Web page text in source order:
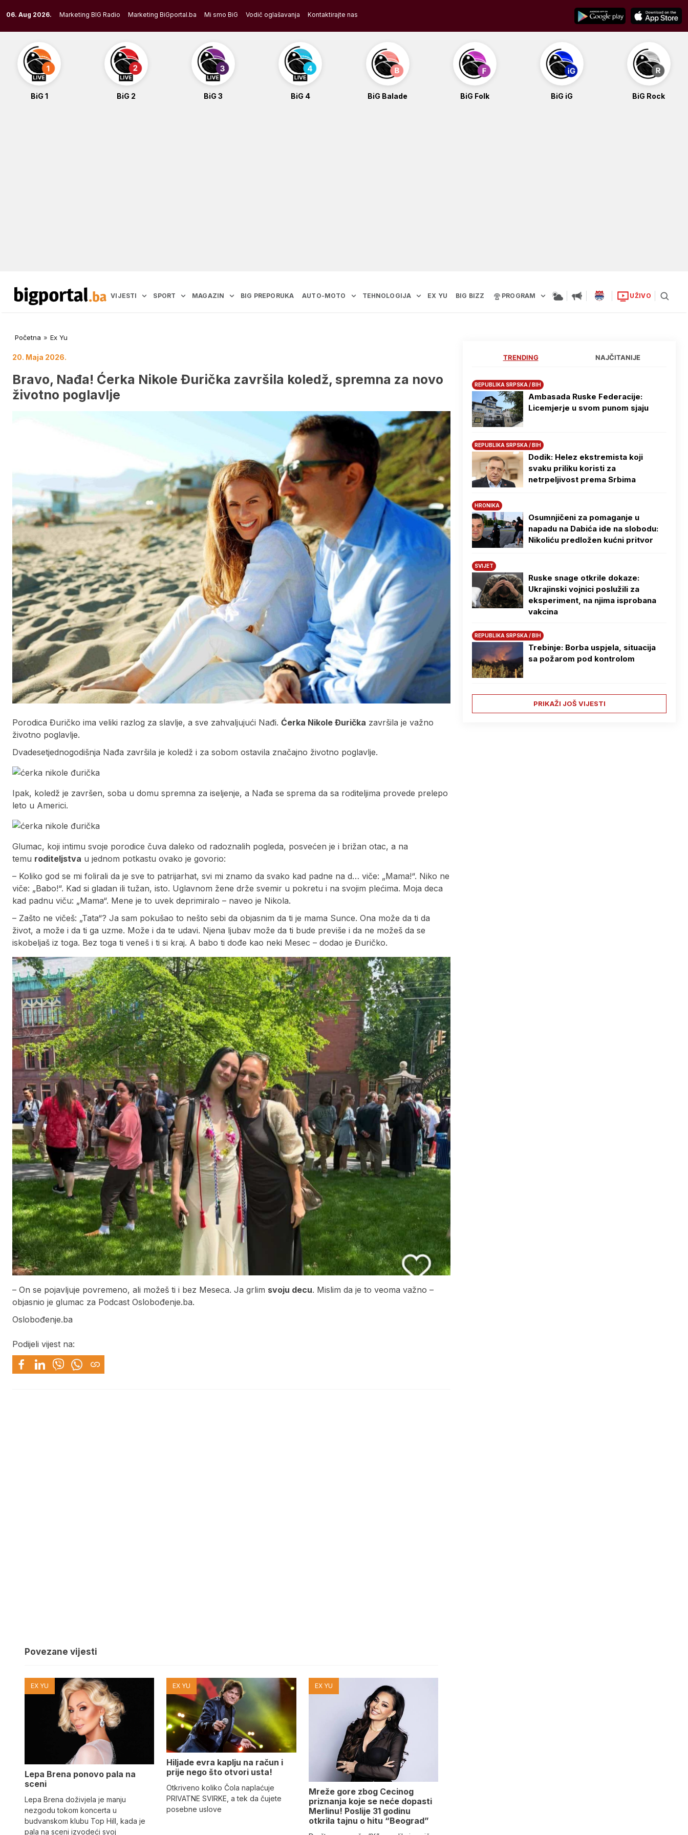
to
content
06. Aug 2026. Marketing BIG Radio Marketing BiGportal.ba Mi smo BiG Vodič oglašavanja Kontaktirajte nas
BiG 1 BiG 2 BiG 3 BiG 4 BiG Balade BiG Folk BiG iG BiG Rock
VIJESTI SPORT MAGAZIN BIG PREPORUKA AUTO-MOTO TEHNOLOGIJA EX YU BIG BIZZ PROGRAM UŽIVO
Početna » Ex Yu
20. Maja 2026.
Bravo, Nađa! Ćerka Nikole Đurička završila koledž, spremna za novo
životno poglavlje
Porodica Đuričko ima veliki razlog za slavlje, a sve zahvaljujući Nađi. Ćerka Nikole Đurička završila je važno
životno poglavlje.
Dvadesetjednogodišnja Nađa završila je koledž i za sobom ostavila značajno životno poglavlje.
Ipak, koledž je završen, soba u domu spremna za iseljenje, a Nađa se sprema da sa roditeljima provede prelepo
leto u Americi.
Glumac, koji intimu svoje porodice čuva daleko od radoznalih pogleda, posvećen je i brižan otac, a na
temu roditeljstva u jednom potkastu ovako je govorio:
– Koliko god se mi folirali da je sve to patrijarhat, svi mi znamo da svako kad padne na d… viče: „Mama!“. Niko ne
viče: „Babo!“. Kad si gladan ili tužan, isto. Uglavnom žene drže svemir u pokretu i na svojim plećima. Moja deca
kad padnu viču: „Mama“. Mene je to uvek deprimiralo – naveo je Nikola.
– Zašto ne vičeš: „Tata“? Ja sam pokušao to nešto sebi da objasnim da ti je mama Sunce. Ona može da ti da
život, a može i da ti ga uzme. Može i da te udavi. Njena ljubav može da ti bude previše i da ne možeš da se
iskobeljaš iz toga. Bez toga ti veneš i ti si kraj. A babo ti dođe kao neki Mesec – dodao je Đuričko.
– On se pojavljuje povremeno, ali možeš ti i bez Meseca. Ja grlim svoju decu. Mislim da je to veoma važno –
objasnio je glumac za Podcast Oslobođenje.ba.
Oslobođenje.ba
Podijeli vijest na:
Povezane vijesti
EX YU
Lepa Brena ponovo pala na
sceni
Lepa Brena doživjela je manju
nezgodu tokom koncerta u
budvanskom klubu Top Hill, kada je
pala na sceni izvodeći svoj
EX YU
Hiljade evra kaplju na račun i
prije nego što otvori usta!
Otkriveno koliko Čola naplaćuje
PRIVATNE SVIRKE, a tek da čujete
posebne uslove
EX YU
Mreže gore zbog Cecinog
priznanja koje se neće dopasti
Merlinu! Poslije 31 godinu
otkrila tajnu o hitu “Beograd”
TRENDING NAJČITANIJE
REPUBLIKA SRPSKA / BIH
Ambasada Ruske Federacije:
Licemjerje u svom punom sjaju
REPUBLIKA SRPSKA / BIH
Dodik: Helez ekstremista koji
svaku priliku koristi za
netrpeljivost prema Srbima
HRONIKA
Osumnjičeni za pomaganje u
napadu na Dabića ide na slobodu:
Nikoliću predložen kućni pritvor
SVIJET
Ruske snage otkrile dokaze:
Ukrajinski vojnici poslužili za
eksperiment, na njima isprobana
vakcina
REPUBLIKA SRPSKA / BIH
Trebinje: Borba uspjela, situacija
sa požarom pod kontrolom
PRIKAŽI JOŠ VIJESTI